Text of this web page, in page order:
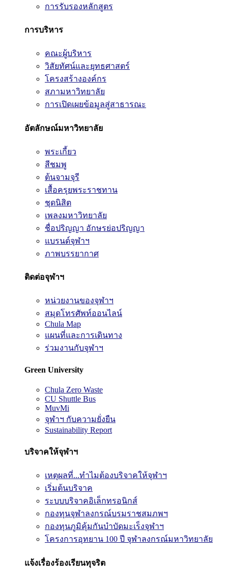
การรับรองหลักสูตร
การบริหาร
คณะผู้บริหาร
วิสัยทัศน์และยุทธศาสตร์
โครงสร้างองค์กร
สภามหาวิทยาลัย
การเปิดเผยข้อมูลสู่สาธารณะ
อัตลักษณ์มหาวิทยาลัย
พระเกี้ยว
สีชมพู
ต้นจามจุรี
เสื้อครุยพระราชทาน
ชุดนิสิต
เพลงมหาวิทยาลัย
ชื่อปริญญา อักษรย่อปริญญา
แบรนด์จุฬาฯ
ภาพบรรยากาศ
ติดต่อจุฬาฯ
หน่วยงานของจุฬาฯ
สมุดโทรศัพท์ออนไลน์
Chula Map
แผนที่และการเดินทาง
ร่วมงานกับจุฬาฯ
Green University
Chula Zero Waste
CU Shuttle Bus
MuvMi
จุฬาฯ กับความยั่งยืน
Sustainability Report
บริจาคให้จุฬาฯ
เหตุผลที่...ทำไมต้องบริจาคให้จุฬาฯ
เริ่มต้นบริจาค
ระบบบริจาคอิเล็กทรอนิกส์
กองทุนจุฬาลงกรณ์บรมราชสมภพฯ
กองทุนภูมิคุ้มกันบำบัดมะเร็งจุฬาฯ
โครงการอุทยาน 100 ปี จุฬาลงกรณ์มหาวิทยาลัย
แจ้งเรื่องร้องเรียนทุจริต